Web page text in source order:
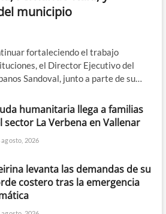
municipio
fortaleciendo el trabajo
el Director Ejecutivo del
Sandoval, junto a parte de su…
humanitaria llega a familias
sector La Verbena en Vallenar
agosto, 2026
levanta las demandas de su
costero tras la emergencia